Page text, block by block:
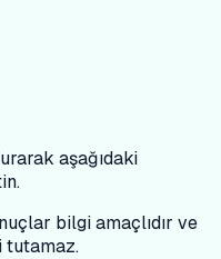
aşağıdaki
bilgi amaçlıdır ve
tutamaz.